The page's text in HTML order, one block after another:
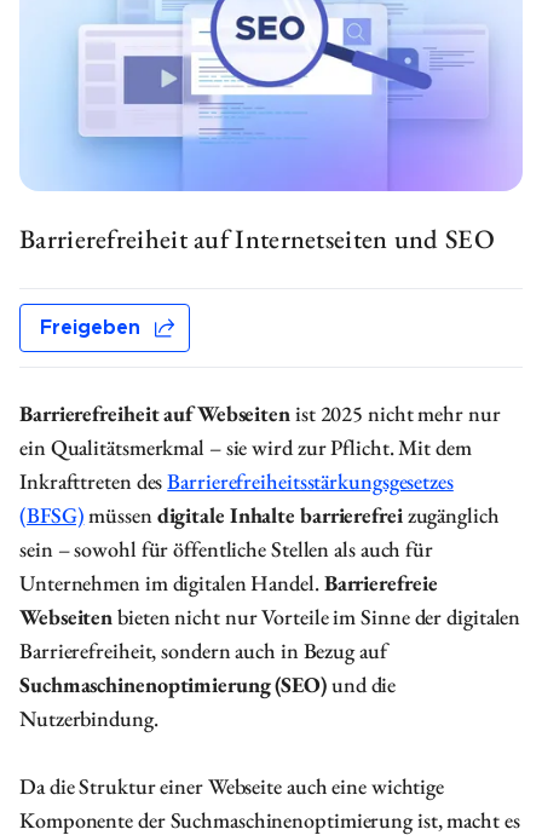
Barrierefreie Website Checkliste - SEO Elemente
Die Wichtigkeit von SEO und Barrierefreiheit
Digitale Barrierefreiheit umsetzen
Barrierefreiheit auf Internetseiten und SEO
Freigeben
Barrierefreiheit auf Webseitenist 2025 nicht mehr nur
ein Qualitätsmerkmal – sie wird zur Pflicht. Mit dem
Inkrafttreten desBarrierefreiheitsstärkungsgesetzes
(BFSG)müssendigitale Inhalte barrierefreizugänglich
sein – sowohl für öffentliche Stellen als auch für
Unternehmen im digitalen Handel.Barrierefreie
Webseitenbieten nicht nur Vorteile im Sinne der digitalen
Barrierefreiheit, sondern auch in Bezug auf
Suchmaschinenoptimierung (SEO)und die
Nutzerbindung.
Da die Struktur einer Webseite auch eine wichtige
Komponente der Suchmaschinenoptimierung ist, macht es